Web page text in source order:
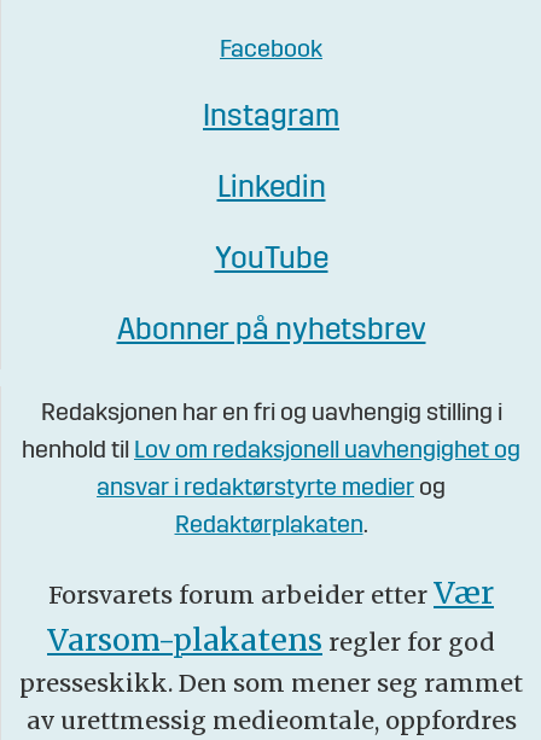
Facebook
Instagram
Linkedin
YouTube
Abonner på nyhetsbrev
Redaksjonen har en fri og uavhengig stilling i
henhold til Lov om redaksjonell uavhengighet og
ansvar i redaktørstyrte medier og
Redaktørplakaten.
Forsvarets forum arbeider etter Vær
Varsom-plakatens regler for god
presseskikk. Den som mener seg rammet
av urettmessig medieomtale, oppfordres